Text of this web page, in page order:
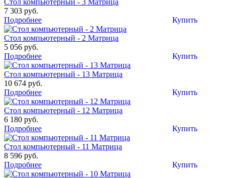
Стол компьютерный - 3 Матрица
7 303 руб.
Купить
Подробнее
Стол компьютерный - 2 Матрица
5 056 руб.
Купить
Подробнее
Стол компьютерный - 13 Матрица
10 674 руб.
Купить
Подробнее
Стол компьютерный - 12 Матрица
6 180 руб.
Купить
Подробнее
Стол компьютерный - 11 Матрица
8 596 руб.
Купить
Подробнее